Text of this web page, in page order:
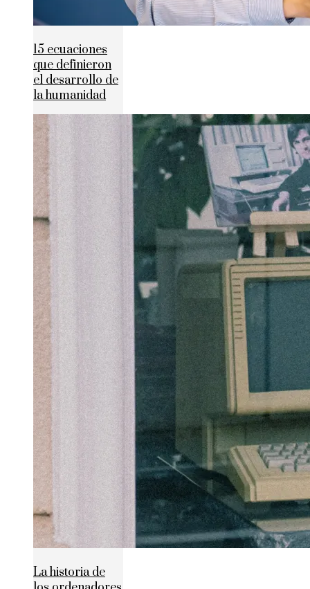
15 ecuaciones
que definieron
el desarrollo de
la humanidad
La historia de